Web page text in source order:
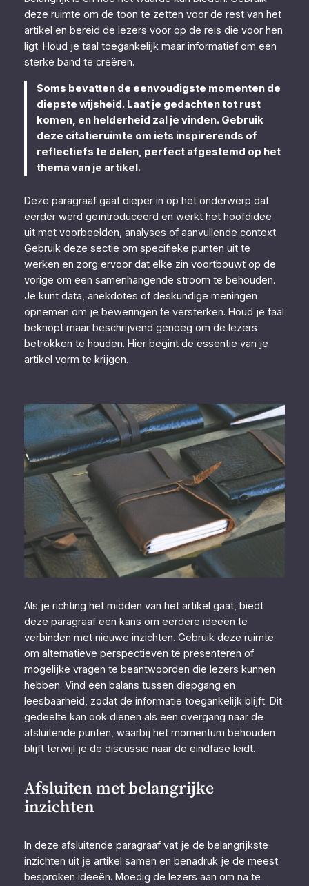
deze ruimte om de toon te zetten voor de rest van het
artikel en bereid de lezers voor op de reis die voor hen
ligt. Houd je taal toegankelijk maar informatief om een
sterke band te creëren.
Soms bevatten de eenvoudigste momenten de
diepste wijsheid. Laat je gedachten tot rust
komen, en helderheid zal je vinden. Gebruik
deze citatieruimte om iets inspirerends of
reflectiefs te delen, perfect afgestemd op het
thema van je artikel.
Deze paragraaf gaat dieper in op het onderwerp dat
eerder werd geïntroduceerd en werkt het hoofdidee
uit met voorbeelden, analyses of aanvullende context.
Gebruik deze sectie om specifieke punten uit te
werken en zorg ervoor dat elke zin voortbouwt op de
vorige om een samenhangende stroom te behouden.
Je kunt data, anekdotes of deskundige meningen
opnemen om je beweringen te versterken. Houd je taal
beknopt maar beschrijvend genoeg om de lezers
betrokken te houden. Hier begint de essentie van je
artikel vorm te krijgen.
Als je richting het midden van het artikel gaat, biedt
deze paragraaf een kans om eerdere ideeën te
verbinden met nieuwe inzichten. Gebruik deze ruimte
om alternatieve perspectieven te presenteren of
mogelijke vragen te beantwoorden die lezers kunnen
hebben. Vind een balans tussen diepgang en
leesbaarheid, zodat de informatie toegankelijk blijft. Dit
gedeelte kan ook dienen als een overgang naar de
afsluitende punten, waarbij het momentum behouden
blijft terwijl je de discussie naar de eindfase leidt.
Afsluiten met belangrijke
inzichten
In deze afsluitende paragraaf vat je de belangrijkste
inzichten uit je artikel samen en benadruk je de meest
besproken ideeën. Moedig de lezers aan om na te